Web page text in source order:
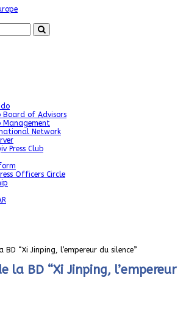
Board of Advisors
Management
Network
Press Club
Officers Circle
BD “Xi Jinping, l’empereur du silence”
la BD “Xi Jinping, l’empereur